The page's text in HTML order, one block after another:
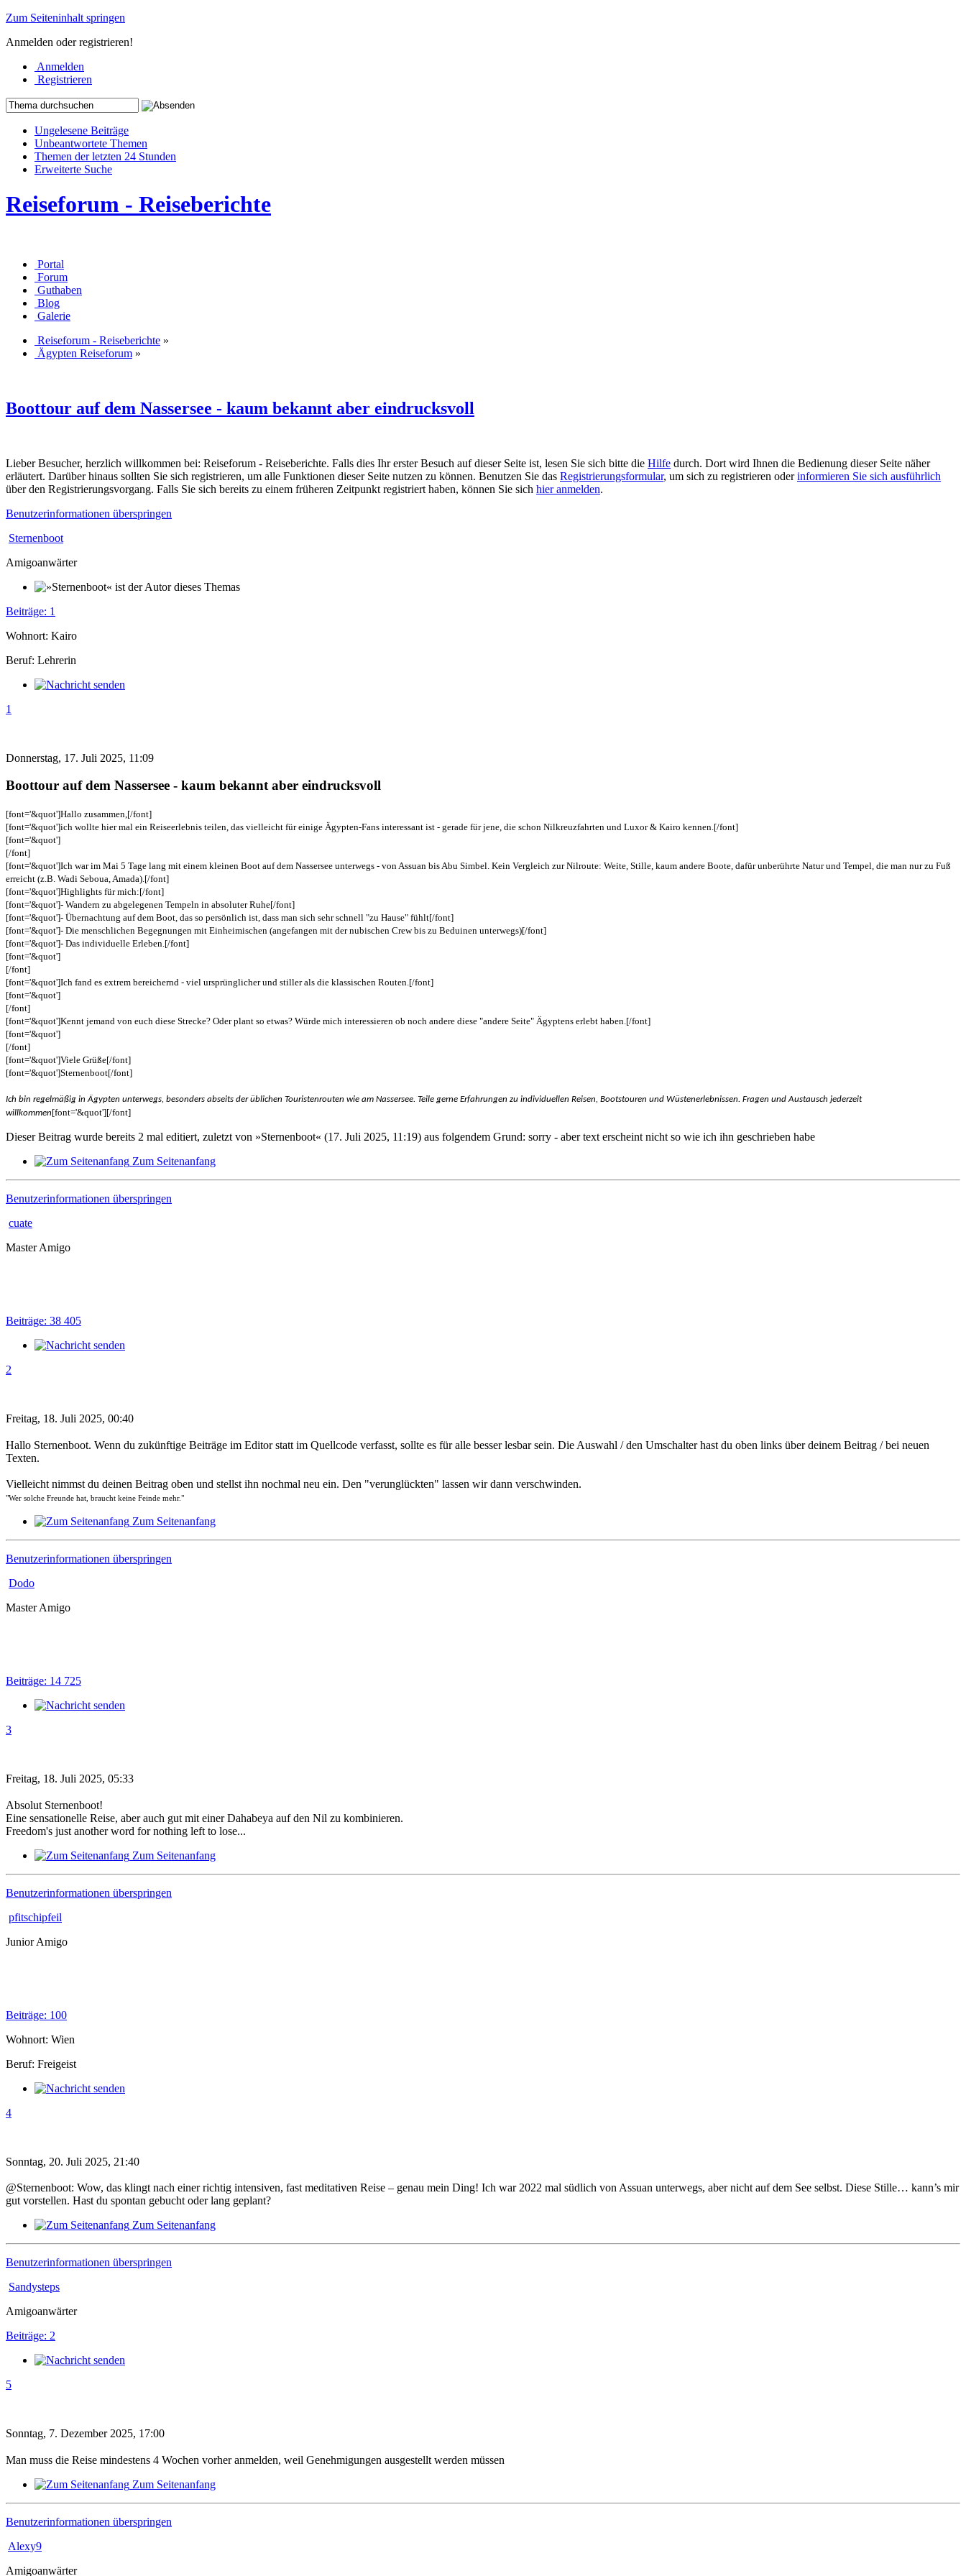
Zum Seiteninhalt springen
Anmelden oder registrieren!
Anmelden
Registrieren
Ungelesene Beiträge
Unbeantwortete Themen
Themen der letzten 24 Stunden
Erweiterte Suche
Reiseforum - Reiseberichte
Portal
Forum
Guthaben
Blog
Galerie
Reiseforum - Reiseberichte »
Ägypten Reiseforum »
Boottour auf dem Nassersee - kaum bekannt aber eindrucksvoll
Lieber Besucher, herzlich willkommen bei: Reiseforum - Reiseberichte. Falls dies Ihr erster Besuch auf dieser Seite ist, lesen Sie sich bitte die Hilfe durch. Dort wird Ihnen die Bedienung dieser Seite näher
erläutert. Darüber hinaus sollten Sie sich registrieren, um alle Funktionen dieser Seite nutzen zu können. Benutzen Sie das Registrierungsformular, um sich zu registrieren oderinformieren Sie sich ausführlich
über den Registrierungsvorgang. Falls Sie sich bereits zu einem früheren Zeitpunkt registriert haben, können Sie sich hier anmelden.
Benutzerinformationen überspringen
Sternenboot
Amigoanwärter
Beiträge: 1
Wohnort: Kairo
Beruf: Lehrerin
1
Donnerstag, 17. Juli 2025, 11:09
Boottour auf dem Nassersee - kaum bekannt aber eindrucksvoll
[font='&quot']Hallo zusammen,[/font]
[font='&quot']ich wollte hier mal ein Reiseerlebnis teilen, das vielleicht für einige Ägypten-Fans interessant ist - gerade für jene, die schon Nilkreuzfahrten und Luxor & Kairo kennen.[/font]
[font='&quot']
[/font]
[font='&quot']Ich war im Mai 5 Tage lang mit einem kleinen Boot auf dem Nassersee unterwegs - von Assuan bis Abu Simbel. Kein Vergleich zur Nilroute: Weite, Stille, kaum andere Boote, dafür unberührte Natur und Tempel, die man nur zu Fuß
erreicht (z.B. Wadi Seboua, Amada).[/font]
[font='&quot']Highlights für mich:[/font]
[font='&quot']- Wandern zu abgelegenen Tempeln in absoluter Ruhe[/font]
[font='&quot']- Übernachtung auf dem Boot, das so persönlich ist, dass man sich sehr schnell "zu Hause" fühlt[/font]
[font='&quot']- Die menschlichen Begegnungen mit Einheimischen (angefangen mit der nubischen Crew bis zu Beduinen unterwegs)[/font]
[font='&quot']- Das individuelle Erleben.[/font]
[font='&quot']
[/font]
[font='&quot']Ich fand es extrem bereichernd - viel ursprünglicher und stiller als die klassischen Routen.[/font]
[font='&quot']
[/font]
[font='&quot']Kennt jemand von euch diese Strecke? Oder plant so etwas? Würde mich interessieren ob noch andere diese "andere Seite" Ägyptens erlebt haben.[/font]
[font='&quot']
[/font]
[font='&quot']Viele Grüße[/font]
[font='&quot']Sternenboot[/font]
Ich bin regelmäßig in Ägypten unterwegs, besonders abseits der üblichen Touristenrouten wie am Nassersee. Teile gerne Erfahrungen zu individuellen Reisen, Bootstouren und Wüstenerlebnissen. Fragen und Austausch jederzeit
willkommen[font='&quot'][/font]
Dieser Beitrag wurde bereits 2 mal editiert, zuletzt von »Sternenboot« (17. Juli 2025, 11:19) aus folgendem Grund: sorry - aber text erscheint nicht so wie ich ihn geschrieben habe
Zum Seitenanfang
Benutzerinformationen überspringen
cuate
Master Amigo
Beiträge: 38 405
2
Freitag, 18. Juli 2025, 00:40
Hallo Sternenboot. Wenn du zukünftige Beiträge im Editor statt im Quellcode verfasst, sollte es für alle besser lesbar sein. Die Auswahl / den Umschalter hast du oben links über deinem Beitrag / bei neuen
Texten.
Vielleicht nimmst du deinen Beitrag oben und stellst ihn nochmal neu ein. Den "verunglückten" lassen wir dann verschwinden.
"Wer solche Freunde hat, braucht keine Feinde mehr."
Zum Seitenanfang
Benutzerinformationen überspringen
Dodo
Master Amigo
Beiträge: 14 725
3
Freitag, 18. Juli 2025, 05:33
Absolut Sternenboot!
Eine sensationelle Reise, aber auch gut mit einer Dahabeya auf den Nil zu kombinieren.
Freedom's just another word for nothing left to lose...
Zum Seitenanfang
Benutzerinformationen überspringen
pfitschipfeil
Junior Amigo
Beiträge: 100
Wohnort: Wien
Beruf: Freigeist
4
Sonntag, 20. Juli 2025, 21:40
@Sternenboot: Wow, das klingt nach einer richtig intensiven, fast meditativen Reise – genau mein Ding! Ich war 2022 mal südlich von Assuan unterwegs, aber nicht auf dem See selbst. Diese Stille… kann’s mir
gut vorstellen. Hast du spontan gebucht oder lang geplant?
Zum Seitenanfang
Benutzerinformationen überspringen
Sandysteps
Amigoanwärter
Beiträge: 2
5
Sonntag, 7. Dezember 2025, 17:00
Man muss die Reise mindestens 4 Wochen vorher anmelden, weil Genehmigungen ausgestellt werden müssen
Zum Seitenanfang
Benutzerinformationen überspringen
Alexy9
Amigoanwärter